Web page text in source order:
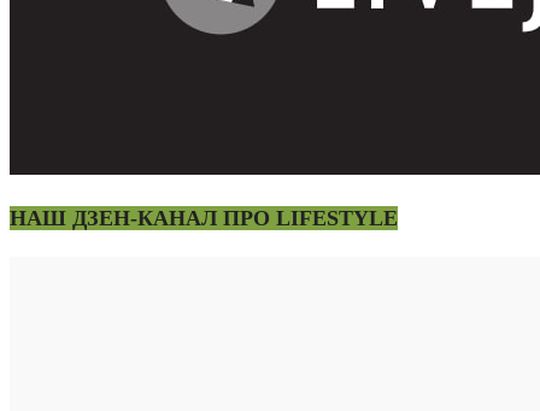
НАШ ДЗЕН-КАНАЛ ПРО LIFESTYLE